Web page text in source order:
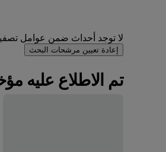
لا توجد أحداث ضمن عوامل
إعادة تعيين مرشحات البحث
تم الاطلاع عليه